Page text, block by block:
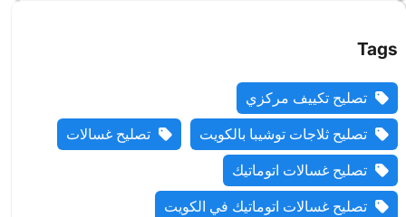
Tags
تصليح تكييف مركزي
تصليح ثلاجات توشيبا بالكويت
تصليح غسالات
تصليح غسالات اتوماتيك
تصليح غسالات اتوماتيك في الكويت